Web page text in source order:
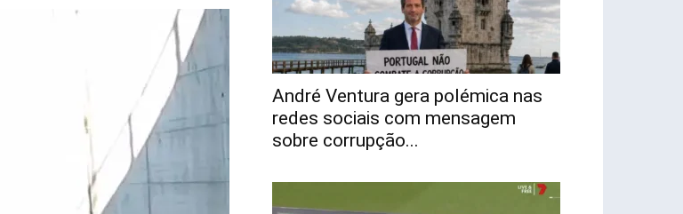
André Ventura gera polémica nas
redes sociais com mensagem
sobre corrupção...